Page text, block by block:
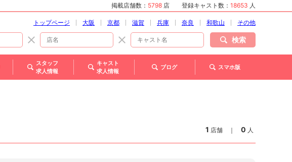
掲載店舗数： 5798 店 登録キャスト数： 18653 人
トップページ 大阪 京都 滋賀 兵庫 奈良 和歌山 その他
検索
スタッフ
求人情報
キャスト
求人情報
ブログ スマホ版
1 店舗 ｜ 0 人